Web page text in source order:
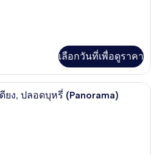
เลือกวันที่เพื่อดูราคา
แกรนด์ลอฟท์, เตียงคิงไซส์ 1 เตียง, ป
ยง, ปลอดบุหรี่ (Panorama)